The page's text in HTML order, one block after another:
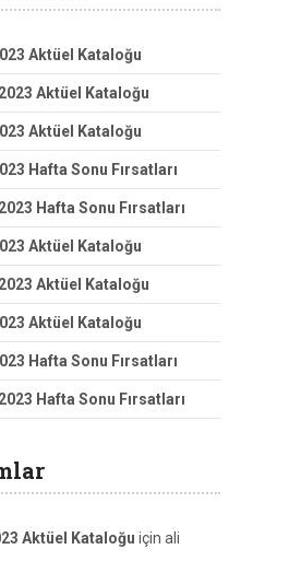
Aktüel Kataloğu
Aktüel Kataloğu
Aktüel Kataloğu
Hafta Sonu Fırsatları
Hafta Sonu Fırsatları
Aktüel Kataloğu
Aktüel Kataloğu
Aktüel Kataloğu
Hafta Sonu Fırsatları
Hafta Sonu Fırsatları
Aktüel Kataloğu için ali